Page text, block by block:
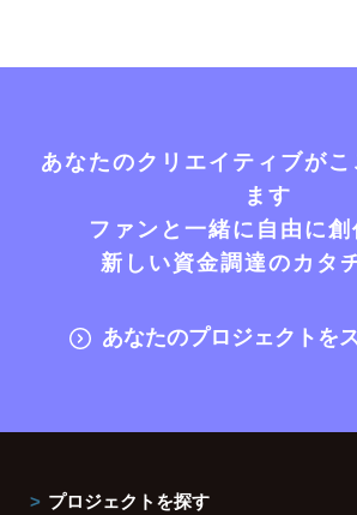
あなたのクリエイティブがこ
ます
ファンと一緒に自由に
新しい資金調達のカタ
あなたのプロジェクトを
プロジェクトを探す